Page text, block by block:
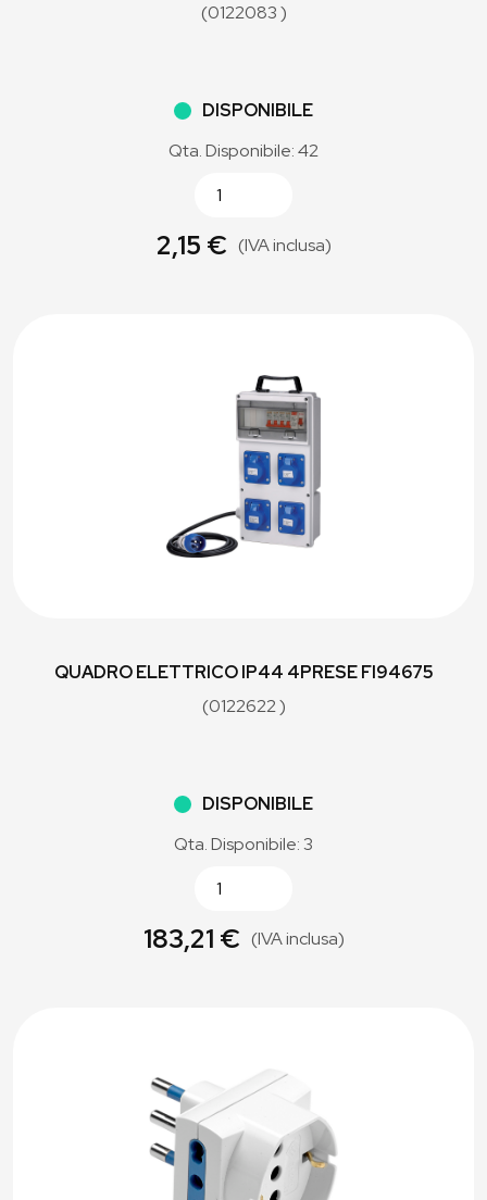
(0122083 )
DISPONIBILE
Qta. Disponibile: 42
2,15 € (IVA inclusa)
QUADRO ELETTRICO IP44 4PRESE FI94675
(0122622 )
DISPONIBILE
Qta. Disponibile: 3
183,21 € (IVA inclusa)